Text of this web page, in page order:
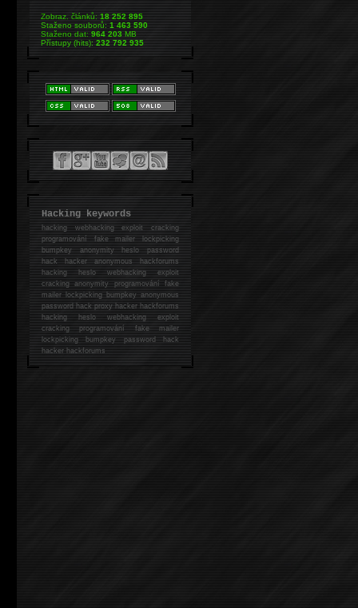
Zobraz. článků:18 252 895
Staženo souborů:1 463 590
Staženo dat:964 203MB
Přístupy (hits):232 792 935
Hacking keywords
hackingwebhacking exploit cracking
programování fake mailer lockpicking
bumpkey anonymity heslo password
hackhacker anonymous hackforums
hackingheslo webhacking exploit
cracking anonymity programování fake
mailer lockpicking bumpkey anonymous
password hack proxy hacker hackforums
hacking heslo webhacking exploit
cracking programování fake mailer
lockpicking bumpkey password hack
hackerhackforums